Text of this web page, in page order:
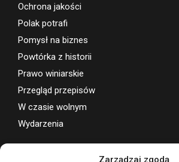
Zarządzaj zgodą
Ochrona jakości
Polak potrafi
Pomysł na biznes
Powtórka z historii
Prawo winiarskie
Przegląd przepisów
W czasie wolnym
Wydarzenia